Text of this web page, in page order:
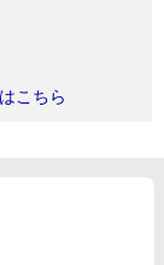
こちら